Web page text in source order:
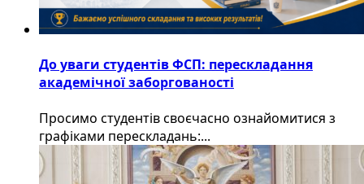
До уваги студентів ФСП: перескладання
академічної заборгованості
Просимо студентів своєчасно ознайомитися з
графіками перескладань:...